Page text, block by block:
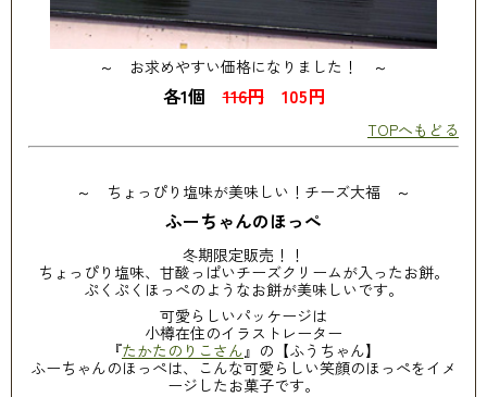
～ お求めやすい価格になりました！ ～
各1個 116円105円
TOPへもどる
～ ちょっぴり塩味が美味しい！チーズ大福 ～
ふーちゃんのほっぺ
冬期限定販売！！
ちょっぴり塩味、甘酸っぱいチーズクリームが入ったお餅。
ぷくぷくほっぺのようなお餅が美味しいです。
可愛らしいパッケージは
小樽在住のイラストレーター
『たかたのりこさん 』の【ふうちゃん】
ふーちゃんのほっぺは、こんな可愛らしい笑顔のほっぺをイメ
ージしたお菓子です。